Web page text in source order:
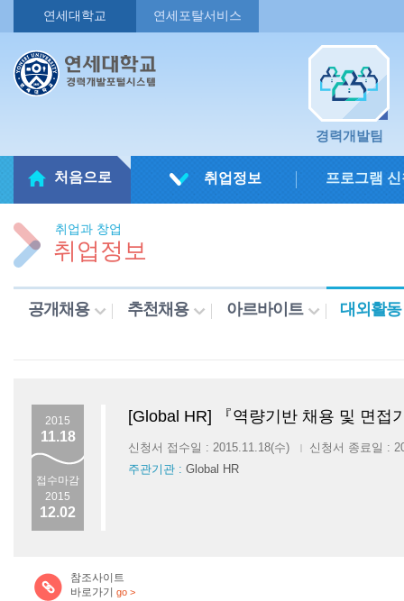
연세대학교 연세포탈서비스
경력개발팀
처음으로 취업정보 프로그램
취업과 창업
취업정보
공개채용 추천채용 아르바이트 대외활동
2015
11.18
접수마감
2015
12.02
[Global HR] 『역량기반 채용 및 면접
신청서 접수일 : 2015.11.18(수) |
신청서 종료일 :
주관기관 : Global HR
참조사이트
바로가기
go >